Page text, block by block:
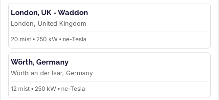
London, UK - Waddon
London, United Kingdom
20 míst • 250 kW • ne-Tesla
Wörth, Germany
Wörth an der Isar, Germany
12 míst • 250 kW • ne-Tesla